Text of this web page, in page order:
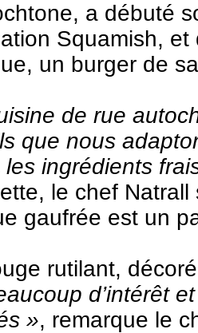
a débuté
Squamish,
un burger de
de rue
que nous
ingrédients
le chef
gaufrée est un
rutilant,
d’intérêt
», remarque le